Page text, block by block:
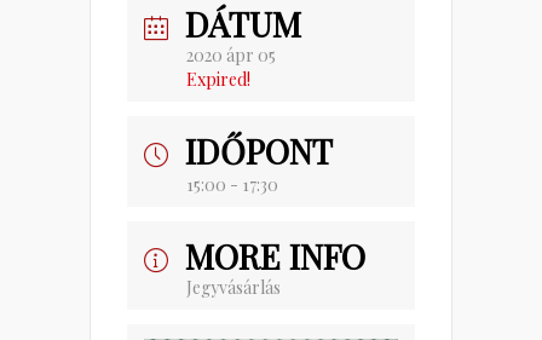
DÁTUM
2020 ápr 05
Expired!
IDŐPONT
15:00 - 17:30
MORE INFO
Jegyvásárlás